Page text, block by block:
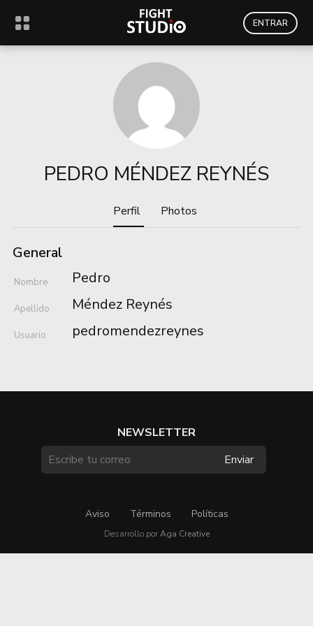
ENTRAR
PEDRO MÉNDEZ REYNÉS
Perfil Photos
General
Nombre Pedro
Apellido Méndez Reynés
Usuario pedromendezreynes
NEWSLETTER
Aviso Términos Políticas
Desarrollo porAga Creative